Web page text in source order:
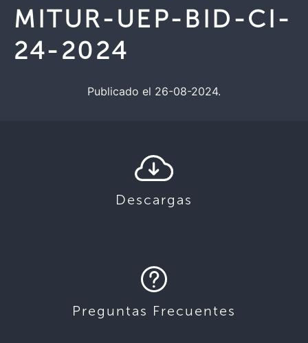
MITUR-UEP-BID-CI-
24-2024
Publicado el 26-08-2024.
Descargas
Preguntas Frecuentes